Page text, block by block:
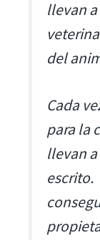
llevan
del
Cada
para la
llevan
escrito.